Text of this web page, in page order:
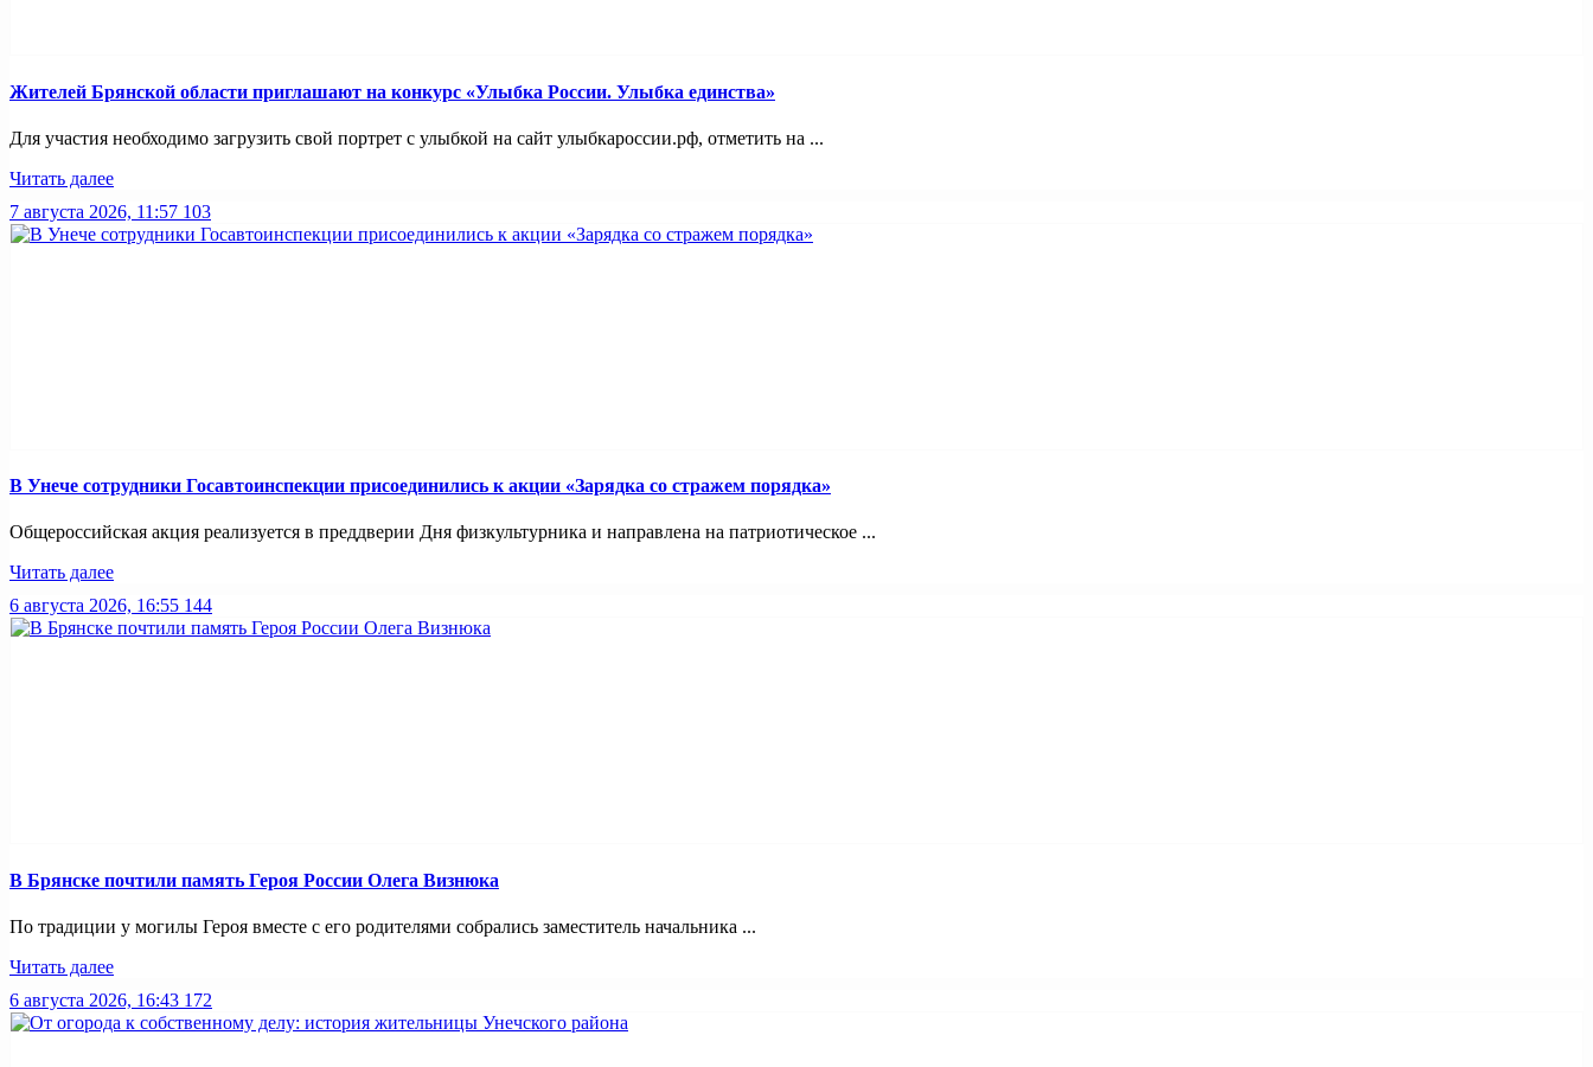
Жителей Брянской области приглашают на конкурс «Улыбка России. Улыбка единства»
Для участия необходимо загрузить свой портрет с улыбкой на сайт улыбкароссии.рф, отметить на ...
Читать далее
7 августа 2026, 11:57 103
В Унече сотрудники Госавтоинспекции присоединились к акции «Зарядка со стражем порядка»
Общероссийская акция реализуется в преддверии Дня физкультурника и направлена на патриотическое ...
Читать далее
6 августа 2026, 16:55 144
В Брянске почтили память Героя России Олега Визнюка
По традиции у могилы Героя вместе с его родителями собрались заместитель начальника ...
Читать далее
6 августа 2026, 16:43 172